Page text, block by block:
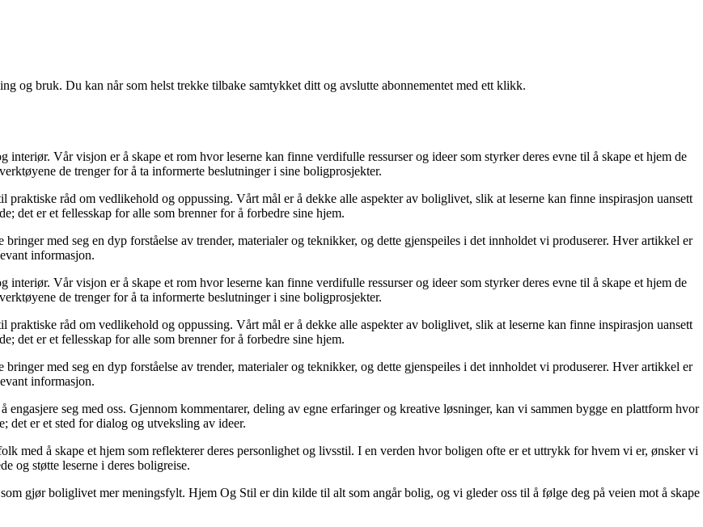
og bruk. Du kan når som helst trekke tilbake samtykket ditt og avslutte abonnementet med ett klikk.
Vår visjon er å skape et rom hvor leserne kan finne verdifulle ressurser og ideer som styrker deres evne til å skape et hjem de
de trenger for å ta informerte beslutninger i sine boligprosjekter.
råd om vedlikehold og oppussing. Vårt mål er å dekke alle aspekter av boliglivet, slik at leserne kan finne inspirasjon uansett
det er et fellesskap for alle som brenner for å forbedre sine hjem.
med seg en dyp forståelse av trender, materialer og teknikker, og dette gjenspeiles i det innholdet vi produserer. Hver artikkel er
informasjon.
Vår visjon er å skape et rom hvor leserne kan finne verdifulle ressurser og ideer som styrker deres evne til å skape et hjem de
de trenger for å ta informerte beslutninger i sine boligprosjekter.
råd om vedlikehold og oppussing. Vårt mål er å dekke alle aspekter av boliglivet, slik at leserne kan finne inspirasjon uansett
det er et fellesskap for alle som brenner for å forbedre sine hjem.
med seg en dyp forståelse av trender, materialer og teknikker, og dette gjenspeiles i det innholdet vi produserer. Hver artikkel er
informasjon.
seg med oss. Gjennom kommentarer, deling av egne erfaringer og kreative løsninger, kan vi sammen bygge en plattform hvor
det er et sted for dialog og utveksling av ideer.
med å skape et hjem som reflekterer deres personlighet og livsstil. I en verden hvor boligen ofte er et uttrykk for hvem vi er, ønsker vi
og støtte leserne i deres boligreise.
gjør boliglivet mer meningsfylt. Hjem Og Stil er din kilde til alt som angår bolig, og vi gleder oss til å følge deg på veien mot å skape